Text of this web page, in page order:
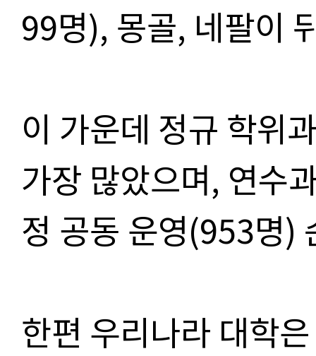
99명), 몽골, 네팔이
이 가운데 정규 학위
가장 많았으며, 연수
정 공동 운영(953명)
한편 우리나라 대학